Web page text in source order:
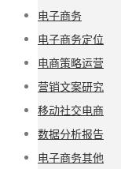
电子商务
电子商务定位
电商策略运营
营销文案研究
移动社交电商
数据分析报告
电子商务其他